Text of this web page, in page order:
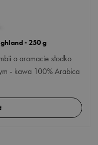
- 250 g
o aromacie słodko
- kawa 100% Arabica